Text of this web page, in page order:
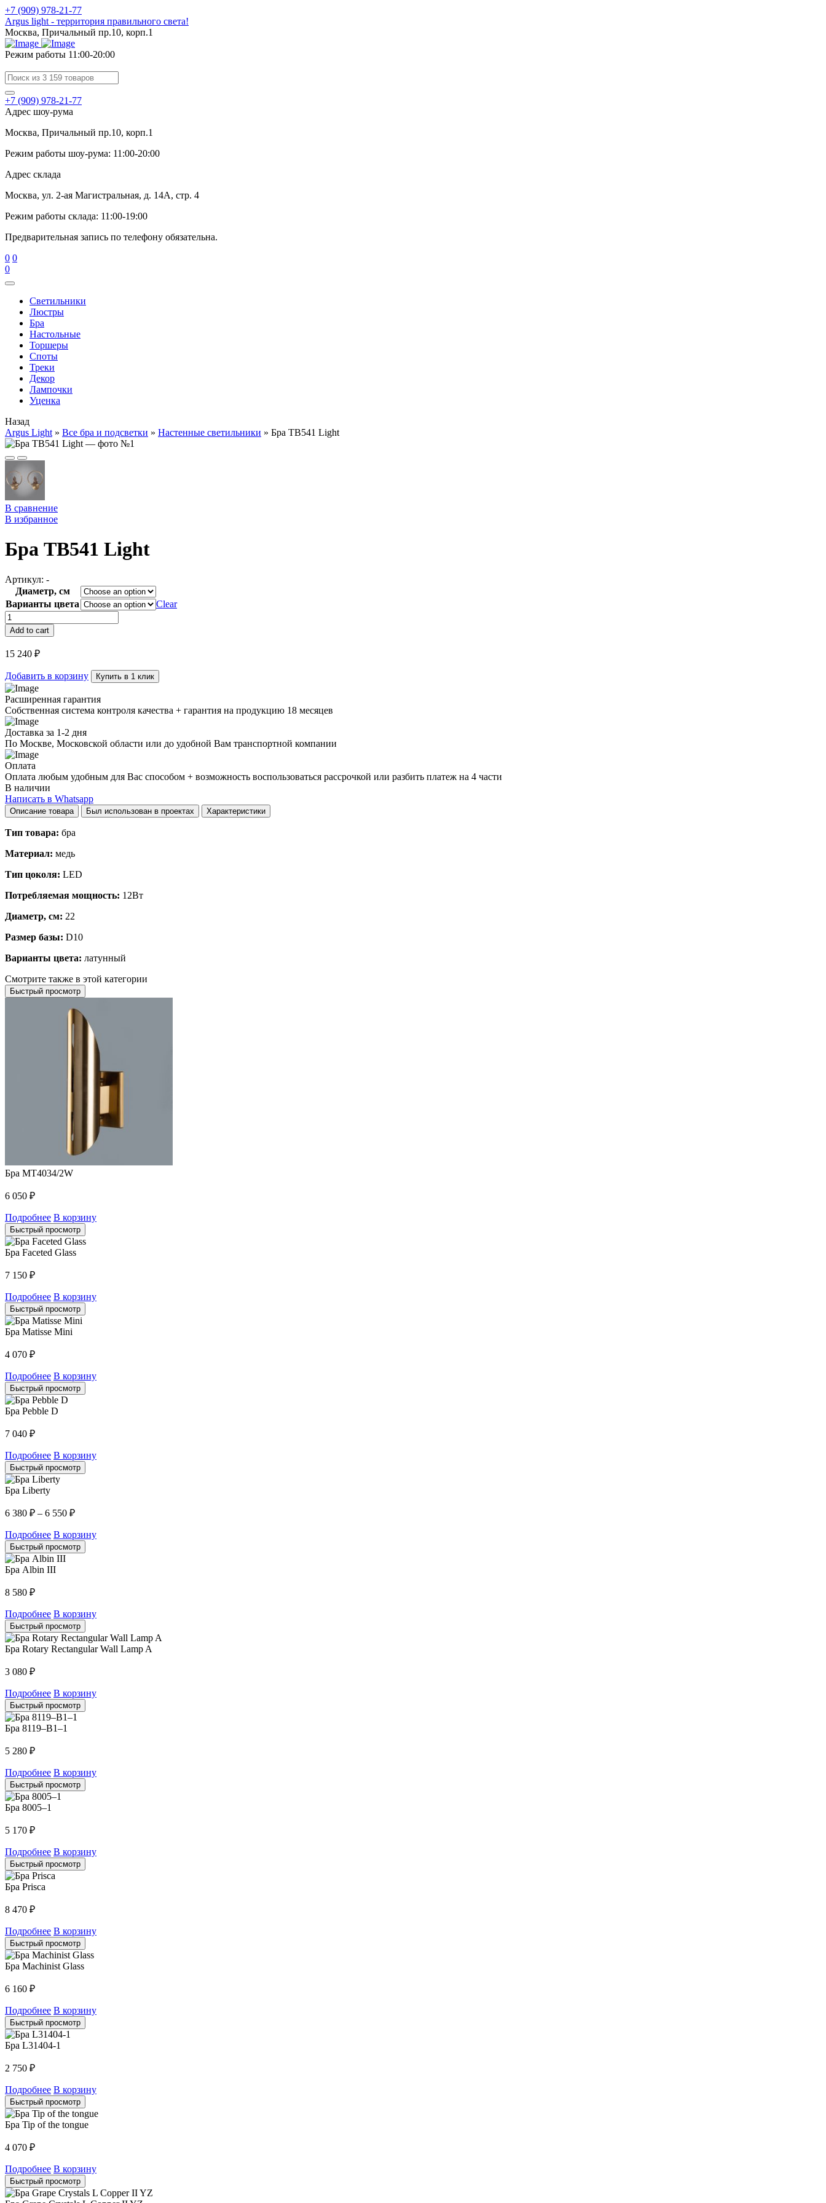
+7 (909) 978-21-77
Argus light - территория правильного света!
Москва, Причальный пр.10, корп.1
Режим работы 11:00-20:00
+7 (909) 978-21-77
Адрес шоу-рума
Москва, Причальный пр.10, корп.1
Режим работы шоу-рума: 11:00-20:00
Адрес склада
Москва, ул. 2-ая Магистральная, д. 14А, стр. 4
Режим работы склада: 11:00-19:00
Предварительная запись по телефону обязательна.
0 0
0
Cветильники
Люстры
Бра
Настольные
Торшеры
Споты
Треки
Декор
Лампочки
Уценка
Назад
Argus Light » Все бра и подсветки » Настенные светильники » Бра TB541 Light
В сравнение
В избранное
Бра TB541 Light
Артикул: -
Диаметр, см
Варианты цвета
Clear
Бра
TB541
Light
quantity
Add to cart
15 240 ₽
Добавить в корзину Купить в 1 клик
Расширенная гарантия
Собственная система контроля качества + гарантия на продукцию 18 месяцев
Доставка за 1-2 дня
По Москве, Московской области или до удобной Вам транспортной компании
Оплата
Оплата любым удобным для Вас способом + возможность воспользоваться рассрочкой или разбить платеж на 4 части
В наличии
Написать в Whatsapp
Описание товара Был использован в проектах Характеристики
Тип товара: бра
Материал: медь
Тип цоколя: LED
Потребляемая мощность: 12Вт
Диаметр, см: 22
Размер базы: D10
Варианты цвета: латунный
Смотрите также в этой категории
Быстрый просмотр
Бра MT4034/2W
6 050 ₽
Подробнее В корзину
Быстрый просмотр
Бра Faceted Glass
7 150 ₽
Подробнее В корзину
Быстрый просмотр
Бра Matisse Mini
4 070 ₽
Подробнее В корзину
Быстрый просмотр
Бра Pebble D
7 040 ₽
Подробнее В корзину
Быстрый просмотр
Бра Liberty
6 380 ₽ – 6 550 ₽
Подробнее В корзину
Быстрый просмотр
Бра Albin III
8 580 ₽
Подробнее В корзину
Быстрый просмотр
Бра Rotary Rectangular Wall Lamp A
3 080 ₽
Подробнее В корзину
Быстрый просмотр
Бра 8119–B1–1
5 280 ₽
Подробнее В корзину
Быстрый просмотр
Бра 8005–1
5 170 ₽
Подробнее В корзину
Быстрый просмотр
Бра Prisca
8 470 ₽
Подробнее В корзину
Быстрый просмотр
Бра Machinist Glass
6 160 ₽
Подробнее В корзину
Быстрый просмотр
Бра L31404-1
2 750 ₽
Подробнее В корзину
Быстрый просмотр
Бра Tip of the tongue
4 070 ₽
Подробнее В корзину
Быстрый просмотр